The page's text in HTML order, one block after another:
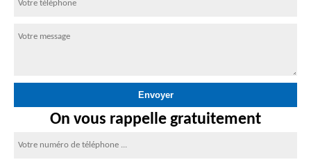
On vous rappelle gratuitement